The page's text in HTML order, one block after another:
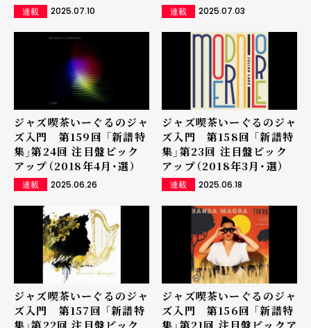
連載 2025.07.10 連載 2025.07.03
ジャズ喫茶いーぐるのジャ
ズ入門 第159回 「新譜特
集」第24回 注目盤ピック
アップ（2018年4月・選）
連載 2025.06.26
ジャズ喫茶いーぐるのジャ
ズ入門 第158回 「新譜特
集」第23回 注目盤ピック
アップ（2018年3月・選）
連載 2025.06.18
ジャズ喫茶いーぐるのジャ
ズ入門 第157回 「新譜特
集」第22回 注目盤ピック
ジャズ喫茶いーぐるのジャ
ズ入門 第156回 「新譜特
集」第21回 注目盤ピックア